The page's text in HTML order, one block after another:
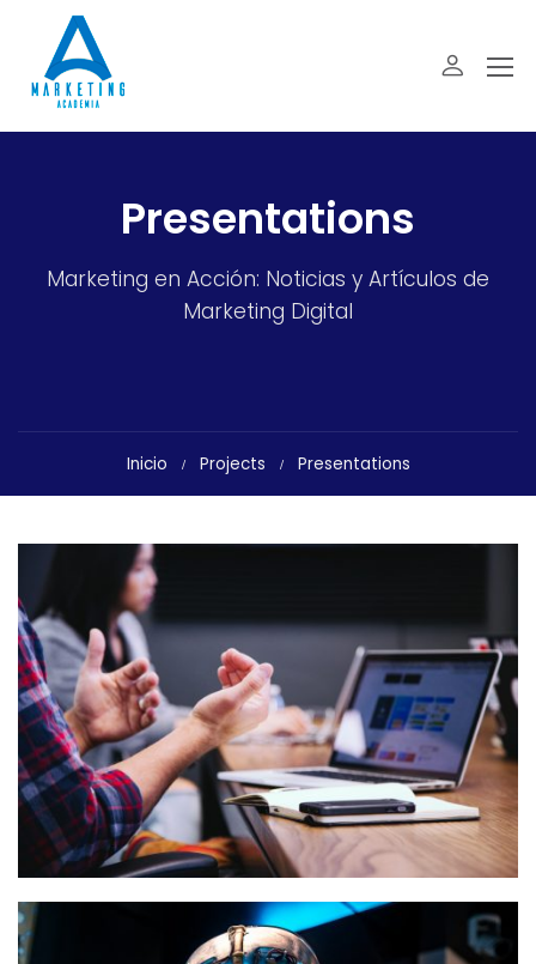
Presentations
Marketing en Acción: Noticias y Artículos de
Marketing Digital
Inicio Projects Presentations